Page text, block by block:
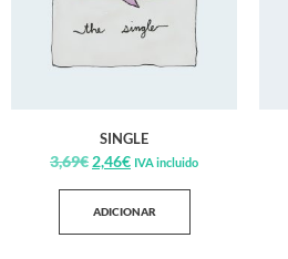
SINGLE
3,69€ 2,46€ IVA incluido
ADICIONAR